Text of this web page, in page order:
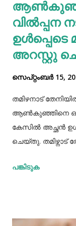
വില്‍പ്പന
അറസ്റ്റു
സെപ്റ്റംബർ 15,
തമിഴനാട്
ആണ്‍കുഞ്ഞിനെ ഒരു
കേസില്‍ അച്ഛൻ
ചെയ്തു. തമിഴ്നാട്
സ്വദേശികളായ
പങ്കിടുക